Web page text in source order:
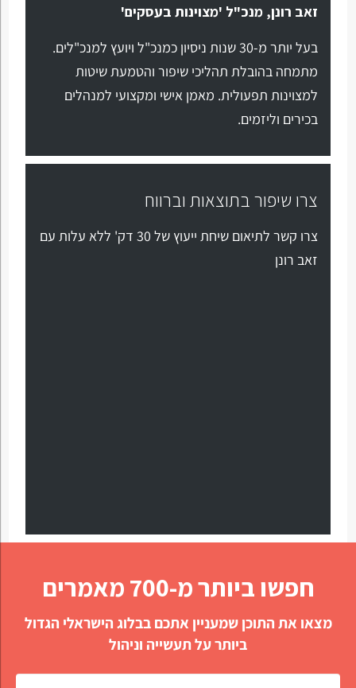
זאב רונן, מנכ"ל 'מצוינות בעסקים'
בעל יותר מ-30 שנות ניסיון כמנכ"ל ויועץ למנכ"לים.
מתמחה בהובלת תהליכי שיפור והטמעת שיטות
למצוינות תפעולית. מאמן אישי ומקצועי למנהלים
בכירים וליזמים.
צרו שיפור בתוצאות וברווח
צרו קשר לתיאום שיחת ייעוץ של 30 דק' ללא עלות עם
זאב רונן
חפשו ביותר מ-700 מאמרים
מצאו את התוכן שמעניין אתכם בבלוג הישראלי הגדול
ביותר על תעשייה וניהול